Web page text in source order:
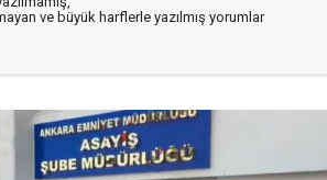
ve büyük harflerle yazılmış yorumlar